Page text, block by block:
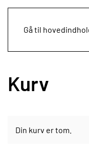
Gå til
Kurv
Din kurv er tom.